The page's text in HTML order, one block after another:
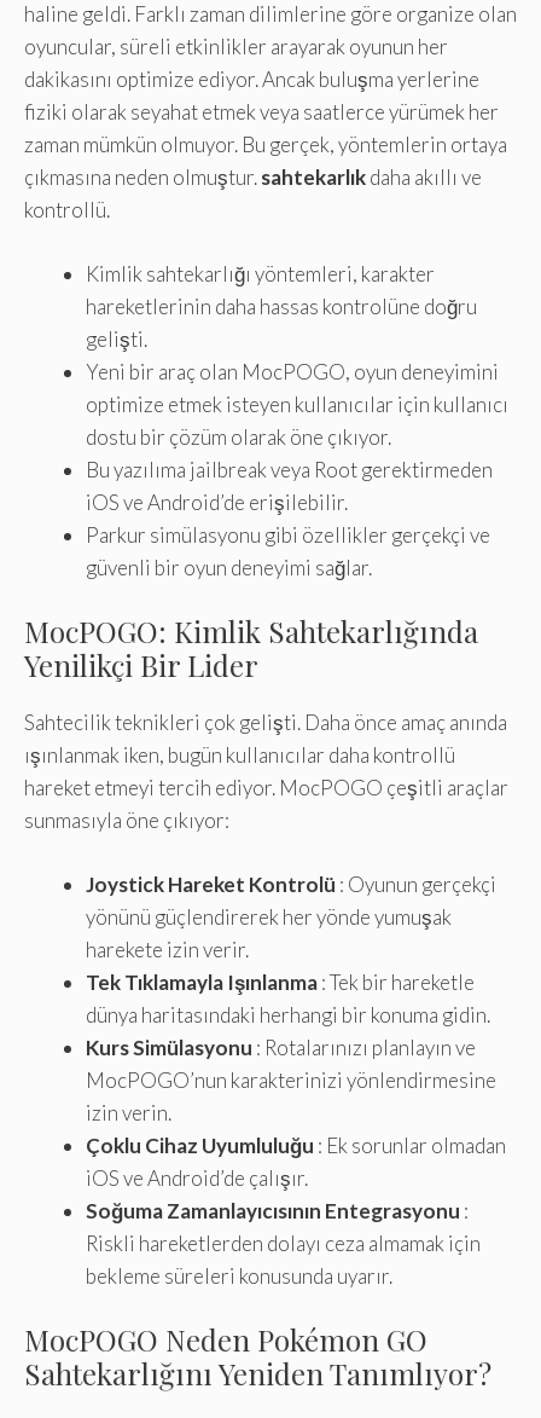
haline geldi. Farklı zaman dilimlerine göre organize olan
oyuncular, süreli etkinlikler arayarak oyunun her
dakikasını optimize ediyor. Ancak buluşma yerlerine
fiziki olarak seyahat etmek veya saatlerce yürümek her
zaman mümkün olmuyor. Bu gerçek, yöntemlerin ortaya
çıkmasına neden olmuştur.sahtekarlıkdaha akıllı ve
kontrollü.
Kimlik sahtekarlığı yöntemleri, karakter
hareketlerinin daha hassas kontrolüne doğru
gelişti.
Yeni bir araç olan MocPOGO, oyun deneyimini
optimize etmek isteyen kullanıcılar için kullanıcı
dostu bir çözüm olarak öne çıkıyor.
Bu yazılıma jailbreak veya Root gerektirmeden
iOS ve Android’de erişilebilir.
Parkur simülasyonu gibi özellikler gerçekçi ve
güvenli bir oyun deneyimi sağlar.
MocPOGO: Kimlik Sahtekarlığında
Yenilikçi Bir Lider
Sahtecilik teknikleri çok gelişti. Daha önce amaç anında
ışınlanmak iken, bugün kullanıcılar daha kontrollü
hareket etmeyi tercih ediyor. MocPOGO çeşitli araçlar
sunmasıyla öne çıkıyor:
Joystick Hareket Kontrolü : Oyunun gerçekçi
yönünü güçlendirerek her yönde yumuşak
harekete izin verir.
Tek Tıklamayla Işınlanma: Tek bir hareketle
dünya haritasındaki herhangi bir konuma gidin.
Kurs Simülasyonu : Rotalarınızı planlayın ve
MocPOGO’nun karakterinizi yönlendirmesine
izin verin.
Çoklu Cihaz Uyumluluğu : Ek sorunlar olmadan
iOS ve Android’de çalışır.
Soğuma Zamanlayıcısının Entegrasyonu :
Riskli hareketlerden dolayı ceza almamak için
bekleme süreleri konusunda uyarır.
MocPOGO Neden Pokémon GO
Sahtekarlığını Yeniden Tanımlıyor?